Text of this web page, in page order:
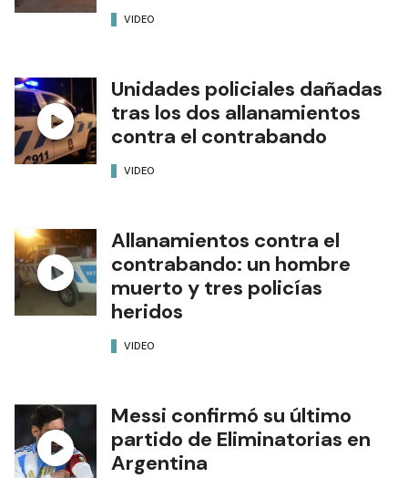
VIDEO
Unidades policiales dañadas
tras los dos allanamientos
contra el contrabando
VIDEO
Allanamientos contra el
contrabando: un hombre
muerto y tres policías
heridos
VIDEO
Messi confirmó su último
partido de Eliminatorias en
Argentina